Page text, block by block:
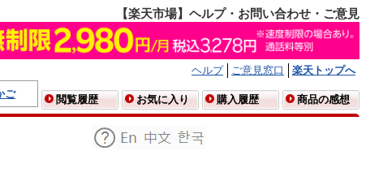
【楽天市場】ヘルプ・お問い合わせ・ご意見
ヘルプ ご意見窓口
楽天トップへ
ご
閲覧履歴 お気に入り 購入履歴 商品の感想